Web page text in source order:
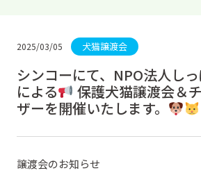
2025/03/05 犬猫譲渡会
シンコーにて、NPO法人し
による
保護犬猫譲渡会＆
ザーを開催いたします。
譲渡会のお知らせ